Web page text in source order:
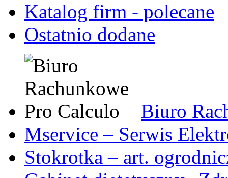
Katalog firm - polecane
Ostatnio dodane
Biuro
Mservice – Serwis
Stokrotka – art.